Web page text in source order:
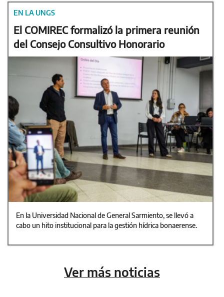
EN LA UNGS
El COMIREC formalizó la primera reunión
del Consejo Consultivo Honorario
En la Universidad Nacional de General Sarmiento, se llevó a
cabo un hito institucional para la gestión hídrica bonaerense.
Ver más noticias